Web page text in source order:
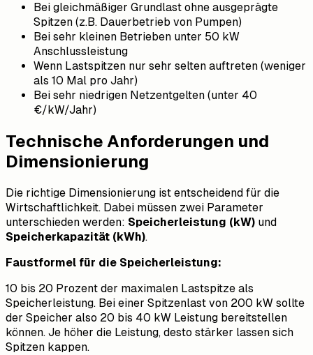
Bei gleichmäßiger Grundlast ohne ausgeprägte
Spitzen (z.B. Dauerbetrieb von Pumpen)
Bei sehr kleinen Betrieben unter 50 kW
Anschlussleistung
Wenn Lastspitzen nur sehr selten auftreten (weniger
als 10 Mal pro Jahr)
Bei sehr niedrigen Netzentgelten (unter 40
€/kW/Jahr)
Technische Anforderungen und
Dimensionierung
Die richtige Dimensionierung ist entscheidend für die
Wirtschaftlichkeit. Dabei müssen zwei Parameter
unterschieden werden: Speicherleistung (kW) und
Speicherkapazität (kWh).
Faustformel für die Speicherleistung:
10 bis 20 Prozent der maximalen Lastspitze als
Speicherleistung. Bei einer Spitzenlast von 200 kW sollte
der Speicher also 20 bis 40 kW Leistung bereitstellen
können. Je höher die Leistung, desto stärker lassen sich
Spitzen kappen.